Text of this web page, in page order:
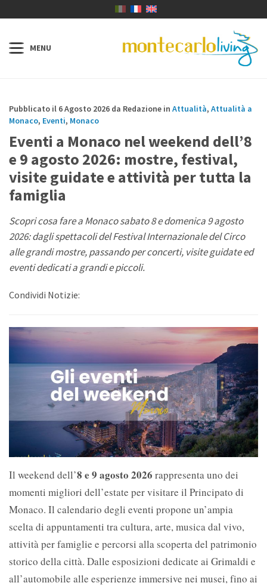
Pubblicato il 6 Agosto 2026 da Redazione in Attualità, Attualità a
Monaco, Eventi, Monaco
Eventi a Monaco nel weekend dell’8
e 9 agosto 2026: mostre, festival,
visite guidate e attività per tutta la
famiglia
Scopri cosa fare a Monaco sabato 8 e domenica 9 agosto
2026: dagli spettacoli del Festival Internazionale del Circo
alle grandi mostre, passando per concerti, visite guidate ed
eventi dedicati a grandi e piccoli.
Condividi Notizie:
Il weekend dell’8 e 9 agosto 2026 rappresenta uno dei
momenti migliori dell’estate per visitare il Principato di
Monaco. Il calendario degli eventi propone un’ampia
scelta di appuntamenti tra cultura, arte, musica dal vivo,
attività per famiglie e percorsi alla scoperta del patrimonio
storico della città. Dalle esposizioni dedicate ai Grimaldi e
all’automobile alle esperienze immersive nei musei, fino ai